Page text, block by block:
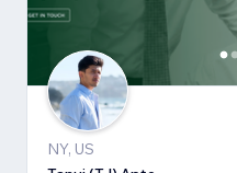
NY, US